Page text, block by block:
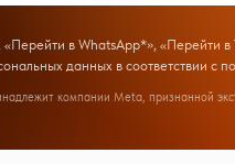
в WhatsApp*», «Перейти в
данных в соответствии с
компании Meta, признанной